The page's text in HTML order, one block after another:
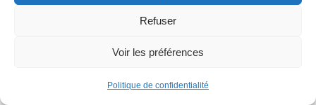
Refuser
Voir les préférences
Politique de confidentialité
Emploi : une journée de recrutement